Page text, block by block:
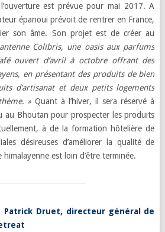
est prévue pour mai 2017. A
épanoui prévoit de rentrer en France,
son âme. Son projet est de créer au
Colibris, une oasis aux parfums
ouvert d’avril à octobre offrant des
en présentant des produits de bien
d’artisanat et deux petits logements
»Quant à l’hiver, il sera réservé à
au Bhoutan pour prospecter les produits
à de la formation hôtelière de
désireuses d’améliorer la qualité de
himalayenne est loin d’être terminée.
Patrick Druet, directeur général de